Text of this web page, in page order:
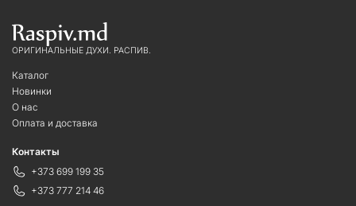
ОРИГИНАЛЬНЫЕ ДУХИ. РАСПИВ.
Каталог
Новинки
О нас
Оплата и доставка
Контакты
+373 699 199 35
+373 777 214 46